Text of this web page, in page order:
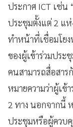
ประกาศ ICT เช่น
ประชุมตั้งแต่ 2 แ
ทำหน้าที่เชื่อมโย
ของผู้เข้าร่วมประ
คนสามารถสื่อสาร
หมายความว่าผู้เข้
2 ทาง นอกจากนี้
ประชุมหรือผู้ควบ